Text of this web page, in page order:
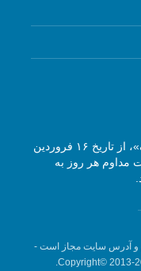
مجله آنلاین موسیقی «گفتگوی هارمونیک»، از تاریخ ۱۶ فروردین
مداوم هر روز به
و آدرس سایت مجاز است -
Copyright© 2013-